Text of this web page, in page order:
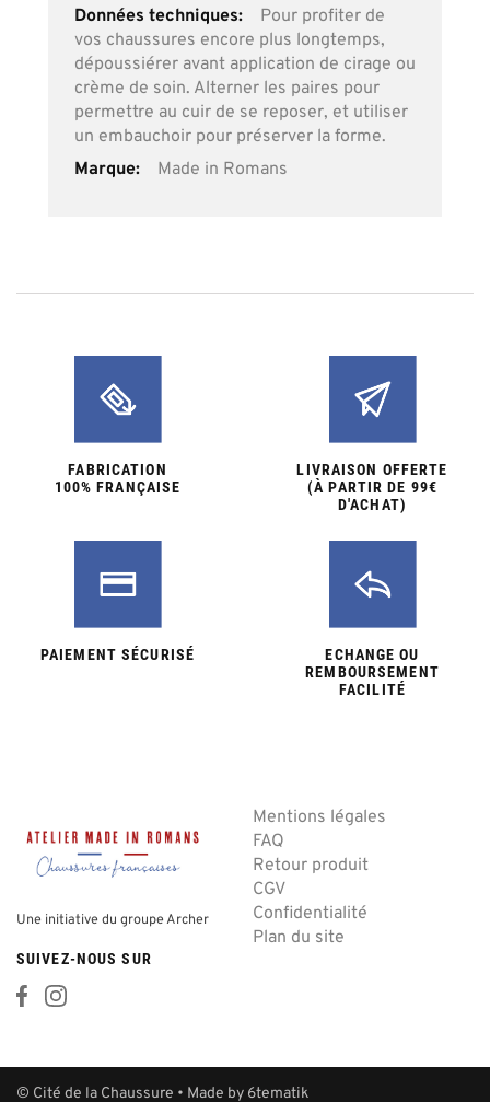
Pour profiter de
vos chaussures encore plus longtemps,
dépoussiérer avant application de cirage ou
crème de soin. Alterner les paires pour
permettre au cuir de se reposer, et utiliser
un embauchoir pour préserver la forme.
Made in Romans
FABRICATION
100% FRANÇAISE
LIVRAISON OFFERTE
(À PARTIR DE 99€
D'ACHAT)
PAIEMENT SÉCURISÉ
ECHANGE OU
REMBOURSEMENT
FACILITÉ
Une initiative du groupe Archer
Mentions légales
FAQ
Retour produit
CGV
Confidentialité
Plan du site
SUIVEZ-NOUS SUR
© Cité de la Chaussure • Made by 6tematik